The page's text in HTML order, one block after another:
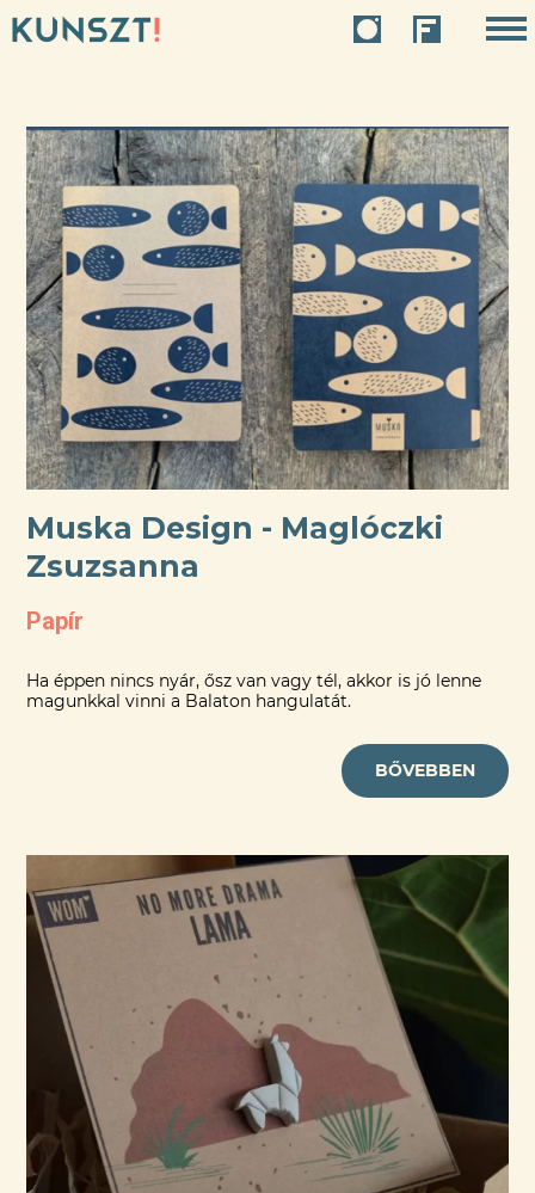
Muska Design - Maglóczki
Zsuzsanna
Papír
Ha éppen nincs nyár, ősz van vagy tél, akkor is jó lenne
magunkkal vinni a Balaton hangulatát.
BŐVEBBEN